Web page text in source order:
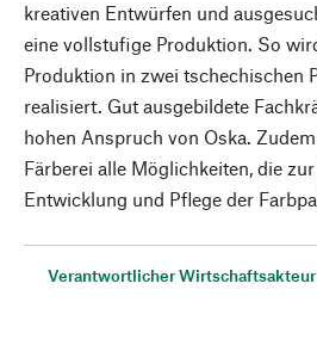
kreativen Entwürfen und
eine vollstufige Produktion. So
Produktion in zwei tschechischen
realisiert. Gut ausgebildete
hohen Anspruch von Oska.
Färberei alle Möglichkeiten, die
Entwicklung und Pflege der
Verantwortlicher Wirtschaftsakteur